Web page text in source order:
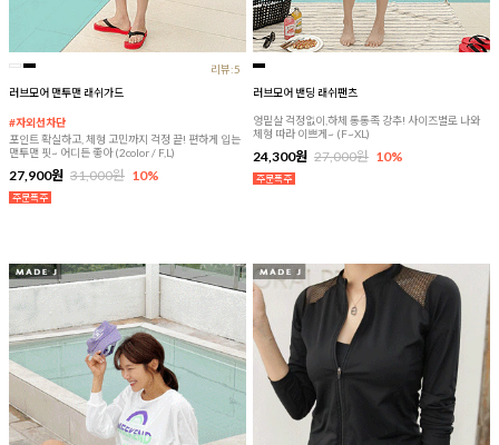
리뷰:5
러브모어 맨투맨 래쉬가드
#자외선차단
포인트 확실하고, 체형 고민까지 걱정 끝! 편하게 입는
맨투맨 핏~ 어디든 좋아 (2color / F,L)
27,900원 31,000원 10%
러브모어 밴딩 래쉬팬츠
엉밑살 걱정없이,하체 통통족 강추! 사이즈별로 나와
체형 따라 이쁘게~ (F~XL)
24,300원 27,000원 10%